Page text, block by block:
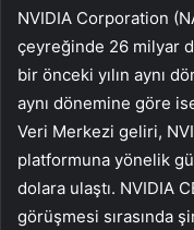
NVIDIA Corporation
çeyreğinde 26 milyar
bir önceki yılın aynı
aynı dönemine göre
Veri Merkezi geliri,
platformuna yönelik
dolara ulaştı. NVIDIA
görüşmesi sırasında